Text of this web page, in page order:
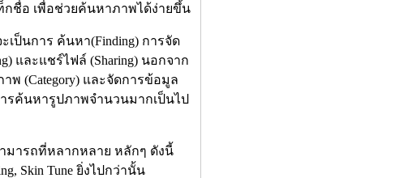
ชื่อ เพื่อช่วยค้นหาภาพได้ง่ายขึ้น
เป็นการ ค้นหา(Finding) การจัด
และแชร์ไฟล์ (Sharing) นอกจาก
พ (Category) และจัดการข้อมูล
รค้นหารูปภาพจำนวนมากเป็นไป
ามารถที่หลากหลาย หลักๆ ดังนี้
Skin Tune ยิ่งไปกว่านั้น